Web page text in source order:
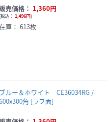
販売価格： 1,360円
税込： 1,496円)
庫： 613枚
ブルー＆ホワイト CE36034RG /
角 [ラフ面]